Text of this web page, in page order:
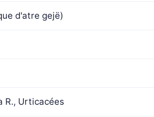
d'atre gejë)
R., Urticacées